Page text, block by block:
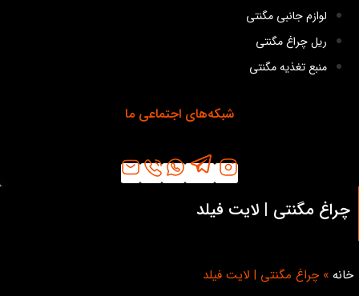
لوازم جانبی مگنتی
ریل چراغ مگنتی
منبع تغذیه مگنتی
شبکه‌های اجتماعی ما
چراغ مگنتی | لایت فیلد
خانه »چراغ مگنتی | لایت فیلد